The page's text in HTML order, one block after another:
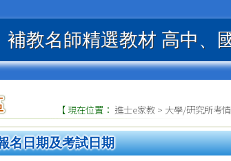
補教名師精選教材 高中、
【 現在位置： 進士e家教 > 大學/研究所考
名日期及考試日期